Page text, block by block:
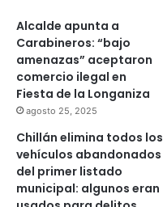
Alcalde apunta a
Carabineros: “bajo
amenazas” aceptaron
comercio ilegal en
Fiesta de la Longaniza
agosto 25, 2025
Chillán elimina todos los
vehículos abandonados
del primer listado
municipal: algunos eran